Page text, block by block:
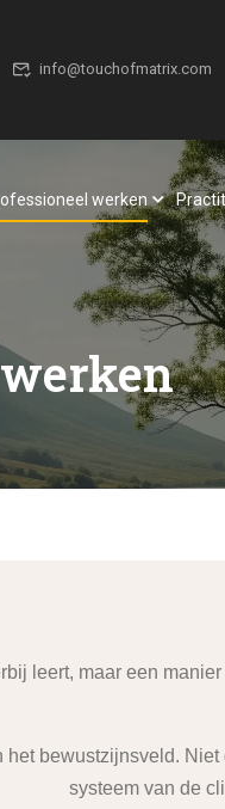
info@touchofmatrix.com
werken
leert, maar een
bewustzijnsveld.
systeem van de